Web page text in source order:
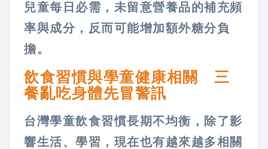
兒童每日必需，未留意營養品的補充頻
率與成分，反而可能增加額外糖分負
擔。
飲食習慣與學童健康相關 三
餐亂吃身體先冒警訊
台灣學童飲食習慣長期不均衡，除了影
響生活、學習，現在也有越來越多相關